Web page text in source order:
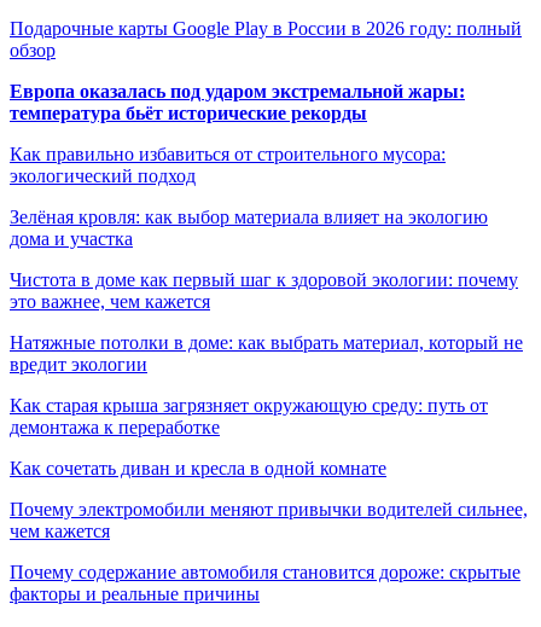
Подарочные карты Google Play в России в 2026 году: полный
обзор
Европа оказалась под ударом экстремальной жары:
температура бьёт исторические рекорды
Как правильно избавиться от строительного мусора:
экологический подход
Зелёная кровля: как выбор материала влияет на экологию
дома и участка
Чистота в доме как первый шаг к здоровой экологии: почему
это важнее, чем кажется
Натяжные потолки в доме: как выбрать материал, который не
вредит экологии
Как старая крыша загрязняет окружающую среду: путь от
демонтажа к переработке
Как сочетать диван и кресла в одной комнате
Почему электромобили меняют привычки водителей сильнее,
чем кажется
Почему содержание автомобиля становится дороже: скрытые
факторы и реальные причины